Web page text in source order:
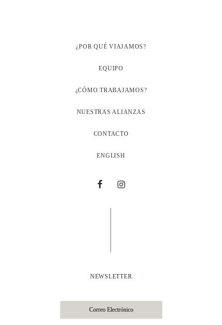
¿POR QUÉ VIAJAMOS?
EQUIPO
¿CÓMO TRABAJAMOS?
NUESTRAS ALIANZAS
CONTACTO
ENGLISH
NEWSLETTER